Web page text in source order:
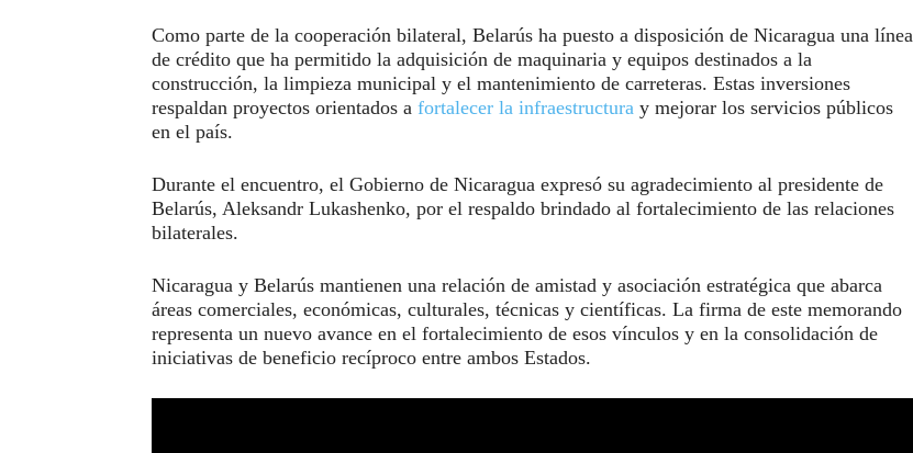
Como parte de la cooperación bilateral, Belarús ha puesto a disposición de Nicaragua una línea
de crédito que ha permitido la adquisición de maquinaria y equipos destinados a la
construcción, la limpieza municipal y el mantenimiento de carreteras. Estas inversiones
respaldan proyectos orientados a fortalecer la infraestructura y mejorar los servicios públicos
en el país.
Durante el encuentro, el Gobierno de Nicaragua expresó su agradecimiento al presidente de
Belarús, Aleksandr Lukashenko, por el respaldo brindado al fortalecimiento de las relaciones
bilaterales.
Nicaragua y Belarús mantienen una relación de amistad y asociación estratégica que abarca
áreas comerciales, económicas, culturales, técnicas y científicas. La firma de este memorando
representa un nuevo avance en el fortalecimiento de esos vínculos y en la consolidación de
iniciativas de beneficio recíproco entre ambos Estados.